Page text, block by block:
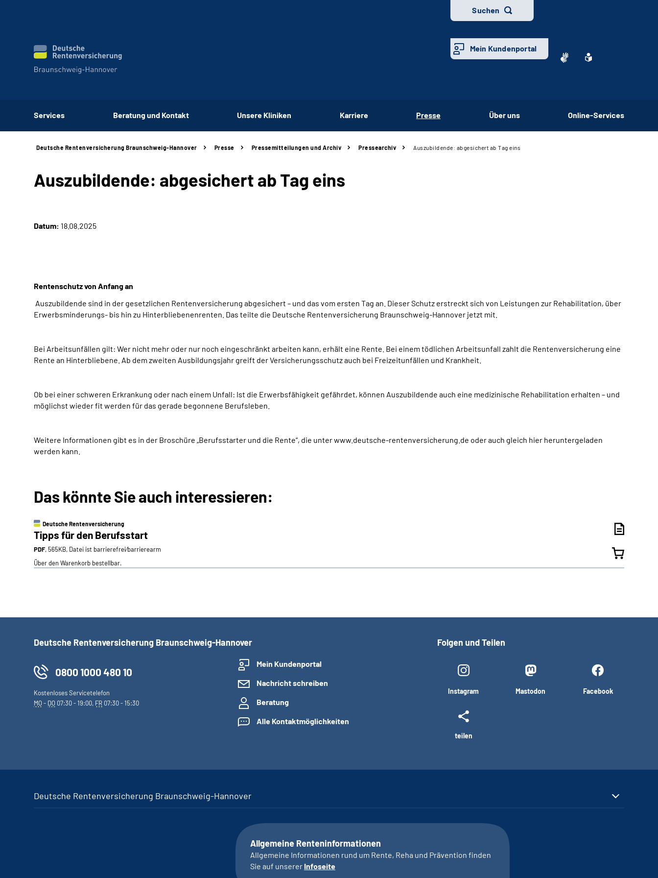
Suchen
Mein Kundenportal
Services Beratung und Kontakt Unsere Kliniken Karriere Presse Über uns Online-Services
Deutsche Rentenversicherung Braunschweig-Hannover Presse Pressemitteilungen und Archiv Pressearchiv Auszubildende: abgesichert ab Tag eins
Auszubildende: abgesichert ab Tag eins
Datum: 18.08.2025
Rentenschutz von Anfang an
Auszubildende sind in der gesetzlichen Rentenversicherung abgesichert – und das vom ersten Tag an. Dieser Schutz erstreckt sich von Leistungen zur Rehabilitation, über
Erwerbsminderungs- bis hin zu Hinterbliebenenrenten. Das teilte die Deutsche Rentenversicherung Braunschweig-Hannover jetzt mit.
Bei Arbeitsunfällen gilt: Wer nicht mehr oder nur noch eingeschränkt arbeiten kann, erhält eine Rente. Bei einem tödlichen Arbeitsunfall zahlt die Rentenversicherung eine
Rente an Hinterbliebene. Ab dem zweiten Ausbildungsjahr greift der Versicherungsschutz auch bei Freizeitunfällen und Krankheit.
Ob bei einer schweren Erkrankung oder nach einem Unfall: Ist die Erwerbsfähigkeit gefährdet, können Auszubildende auch eine medizinische Rehabilitation erhalten – und
möglichst wieder fit werden für das gerade begonnene Berufsleben.
Weitere Informationen gibt es in der Broschüre „Berufsstarter und die Rente“, die unter www.deutsche-rentenversicherung.de oder auch gleich hier heruntergeladen
werden kann.
Das könnte Sie auch interessieren:
Deutsche Rentenversicherung
Tipps für den Berufsstart
PDF, 565KB, Datei ist barrierefrei⁄barrierearm
Über den Warenkorb bestellbar.
Deutsche Rentenversicherung Braunschweig-Hannover
0800 1000 480 10
Kostenloses Servicetelefon
MO- DO 07:30 - 19:00, FR 07:30 - 15:30
Mein Kundenportal
Nachricht schreiben
Beratung
Alle Kontaktmöglichkeiten
Folgen und Teilen
Instagram Mastodon Facebook
teilen
Deutsche Rentenversicherung Braunschweig-Hannover
Allgemeine Renteninformationen
Allgemeine Informationen rund um Rente, Reha und Prävention finden
Sie auf unserer Infoseite